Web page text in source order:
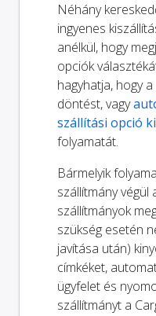
Néhány
ingyenes
anélkül, hogy
opciók
hagyhatja, hogy
döntést, vagy
szállítási opció
folyamatát.
Bármelyik
szállítmány végül
szállítmányok
szükség esetén
javítása után)
címkéket,
ügyfelet és
szállítmányt a